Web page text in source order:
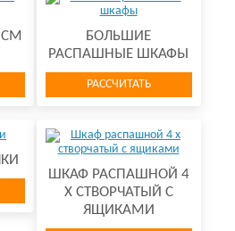
БОЛЬШИЕ
РАСПАШНЫЕ ШКАФЫ
РАССЧИТАТЬ
ШКАФ РАСПАШНОЙ 4
Х СТВОРЧАТЫЙ С
ЯЩИКАМИ